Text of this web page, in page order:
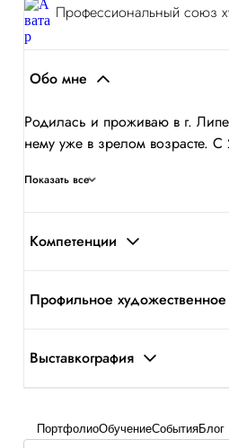
Профессиональный союз
Обо мне
Родилась и проживаю в г.
нему уже в зрелом возрасте. С
Показать все
Компетенции
Профильное
Выставкография
ПортфолиоОбучениеСобытияБлог